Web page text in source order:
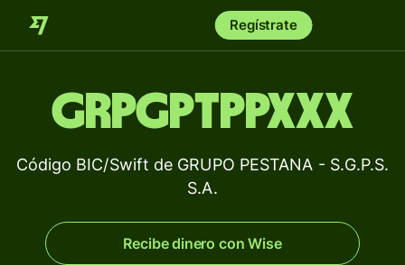
Regístrate
GRPGPTPPXXX
Código BIC/Swift de GRUPO PESTANA - S.G.P.S.
S.A.
Recibe dinero con Wise